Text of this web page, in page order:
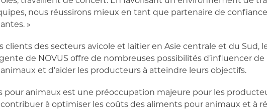
nous réussirons mieux en tant que partenaire de
»
clients des secteurs avicole et laitier en Asie centrale et du Sud,
de NOVUS offre de nombreuses possibilités d’influencer
et d’aider les producteurs à atteindre leurs objectifs.
pour animaux est une préoccupation majeure pour les
à optimiser les coûts des aliments pour animaux et à